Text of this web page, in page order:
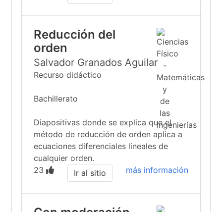
Reducción del
orden
Salvador Granados Aguilar
Recurso didáctico
Bachillerato
Diapositivas donde se explica que el
método de reducción de orden aplica a
ecuaciones diferenciales lineales de
cualquier orden.
23
más información
Ir al sitio